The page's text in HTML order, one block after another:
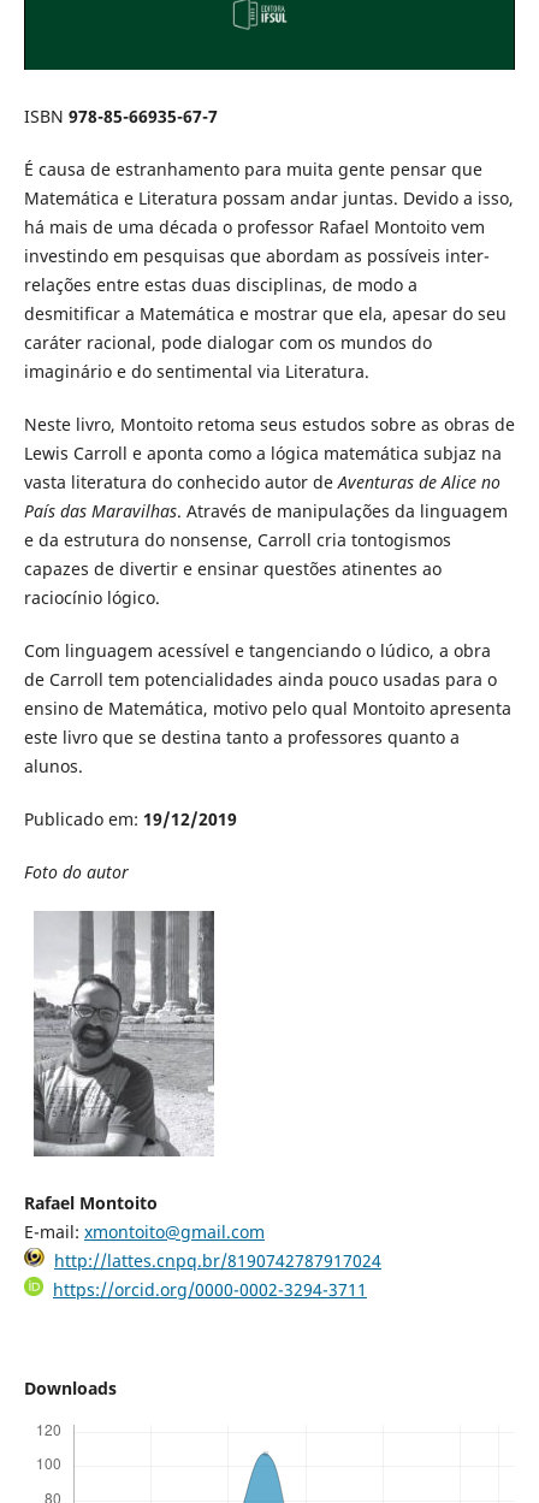
ISBN 978-85-66935-67-7
É causa de estranhamento para muita gente pensar que
Matemática e Literatura possam andar juntas. Devido a isso,
há mais de uma década o professor Rafael Montoito vem
investindo em pesquisas que abordam as possíveis inter-
relações entre estas duas disciplinas, de modo a
desmitificar a Matemática e mostrar que ela, apesar do seu
caráter racional, pode dialogar com os mundos do
imaginário e do sentimental via Literatura.
Neste livro, Montoito retoma seus estudos sobre as obras de
Lewis Carroll e aponta como a lógica matemática subjaz na
vasta literatura do conhecido autor deAventuras de Alice no
País das Maravilhas. Através de manipulações da linguagem
e da estrutura do nonsense, Carroll cria tontogismos
capazes de divertir e ensinar questões atinentes ao
raciocínio lógico.
Com linguagem acessível e tangenciando o lúdico, a obra
de Carroll tem potencialidades ainda pouco usadas para o
ensino de Matemática, motivo pelo qual Montoito apresenta
este livro que se destina tanto a professores quanto a
alunos.
Publicado em: 19/12/2019
Foto do autor
Rafael Montoito
E-mail: xmontoito@gmail.com
http://lattes.cnpq.br/8190742787917024
https://orcid.org/0000-0002-3294-3711
Downloads